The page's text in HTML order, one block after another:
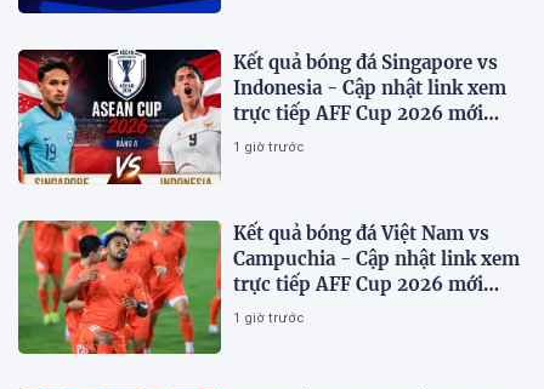
Kết quả bóng đá Singapore vs
Indonesia - Cập nhật link xem
trực tiếp AFF Cup 2026 mới
nhất.
1 giờ trước
Kết quả bóng đá Việt Nam vs
Campuchia - Cập nhật link xem
trực tiếp AFF Cup 2026 mới
nhất
1 giờ trước